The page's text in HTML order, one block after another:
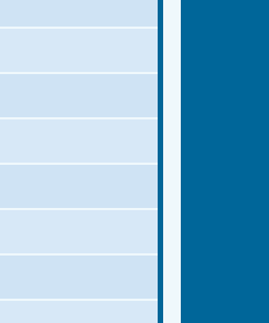
t
r